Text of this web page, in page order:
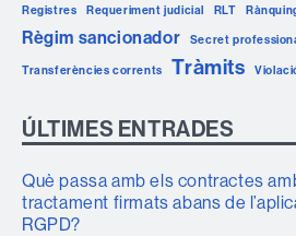
Registres Requeriment judicial RLT
Règim sancionador Secret
Transferències corrents Tràmits
ÚLTIMES ENTRADES
Què passa amb els contractes
tractament firmats abans de
RGPD?